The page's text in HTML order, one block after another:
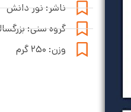
ناشر: نور دانش
گروه سنی:
وزن: ۲۵۰ گرم